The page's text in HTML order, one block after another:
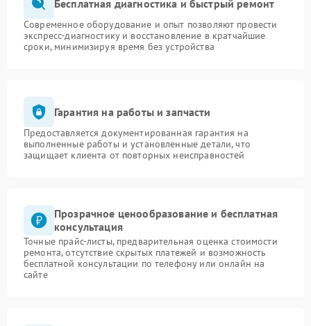
Бесплатная диагностика и быстрый ремонт
Современное оборудование и опыт позволяют провести
экспресс-диагностику и восстановление в кратчайшие
сроки, минимизируя время без устройства
Гарантия на работы и запчасти
Предоставляется документированная гарантия на
выполненные работы и установленные детали, что
защищает клиента от повторных неисправностей
Прозрачное ценообразование и бесплатная
консультация
Точные прайс-листы, предварительная оценка стоимости
ремонта, отсутствие скрытых платежей и возможность
бесплатной консультации по телефону или онлайн на
сайте